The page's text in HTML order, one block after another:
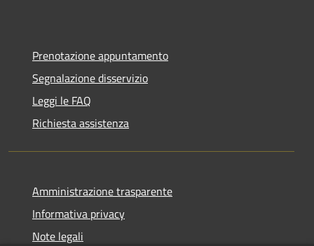
Prenotazione appuntamento
Segnalazione disservizio
Leggi le FAQ
Richiesta assistenza
Amministrazione trasparente
Informativa privacy
Note legali